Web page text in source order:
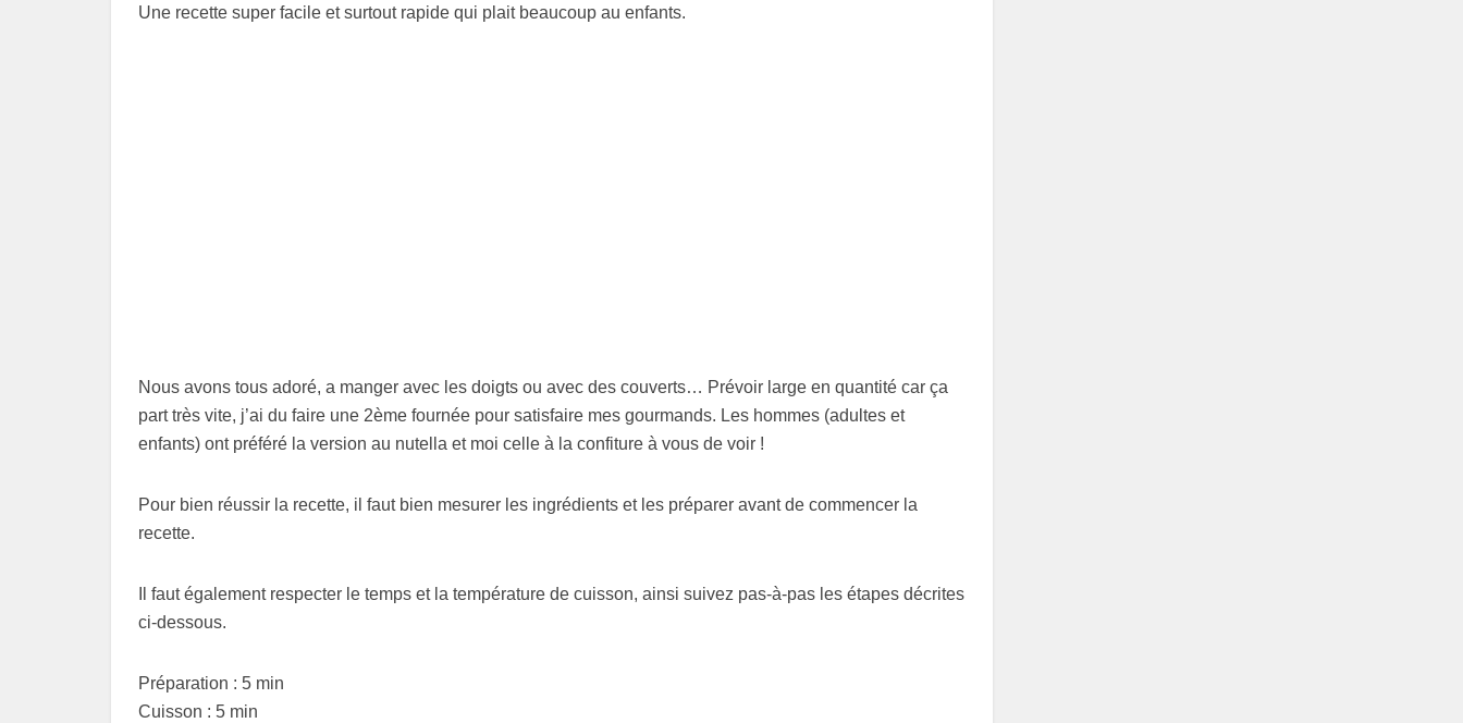
Une recette super facile et surtout rapide qui plait beaucoup au enfants.
Nous avons tous adoré, a manger avec les doigts ou avec des couverts… Prévoir large en quantité car ça
part très vite, j’ai du faire une 2ème fournée pour satisfaire mes gourmands. Les hommes (adultes et
enfants) ont préféré la version au nutella et moi celle à la confiture à vous de voir !
Pour bien réussir la recette, il faut bien mesurer les ingrédients et les préparer avant de commencer la
recette.
Il faut également respecter le temps et la température de cuisson, ainsi suivez pas-à-pas les étapes décrites
ci-dessous.
Préparation : 5 min
Cuisson : 5 min